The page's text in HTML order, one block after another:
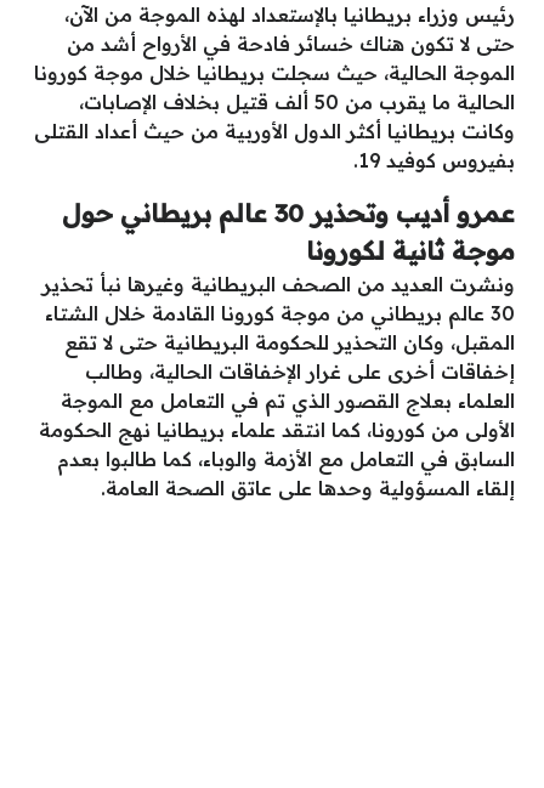
رئيس وزراء بريطانيا بالإستعداد لهذه الموجة من الآن،
حتى لا تكون هناك خسائر فادحة في الأرواح أشد من
الموجة الحالية، حيث سجلت بريطانيا خلال موجة كورونا
الحالية ما يقرب من 50 ألف قتيل بخلاف الإصابات،
وكانت بريطانيا أكثر الدول الأوربية من حيث أعداد القتلى
بفيروس كوفيد 19.
عمرو أديب وتحذير 30 عالم بريطاني حول
موجة ثانية لكورونا
ونشرت العديد من الصحف البريطانية وغيرها نبأ تحذير
30 عالم بريطاني من موجة كورونا القادمة خلال الشتاء
المقبل، وكان التحذير للحكومة البريطانية حتى لا تقع
إخفاقات أخرى على غرار الإخفاقات الحالية، وطالب
العلماء بعلاج القصور الذي تم في التعامل مع الموجة
الأولى من كورونا، كما انتقد علماء بريطانيا نهج الحكومة
السابق في التعامل مع الأزمة والوباء، كما طالبوا بعدم
إلقاء المسؤولية وحدها على عاتق الصحة العامة.